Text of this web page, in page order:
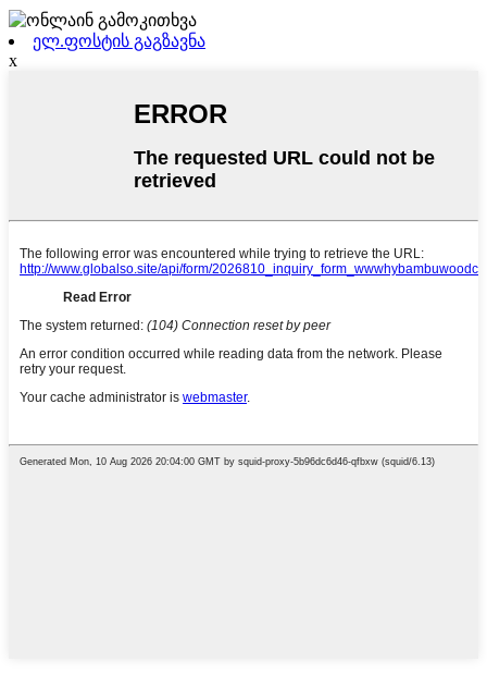
ელ.ფოსტის გაგზავნა
x